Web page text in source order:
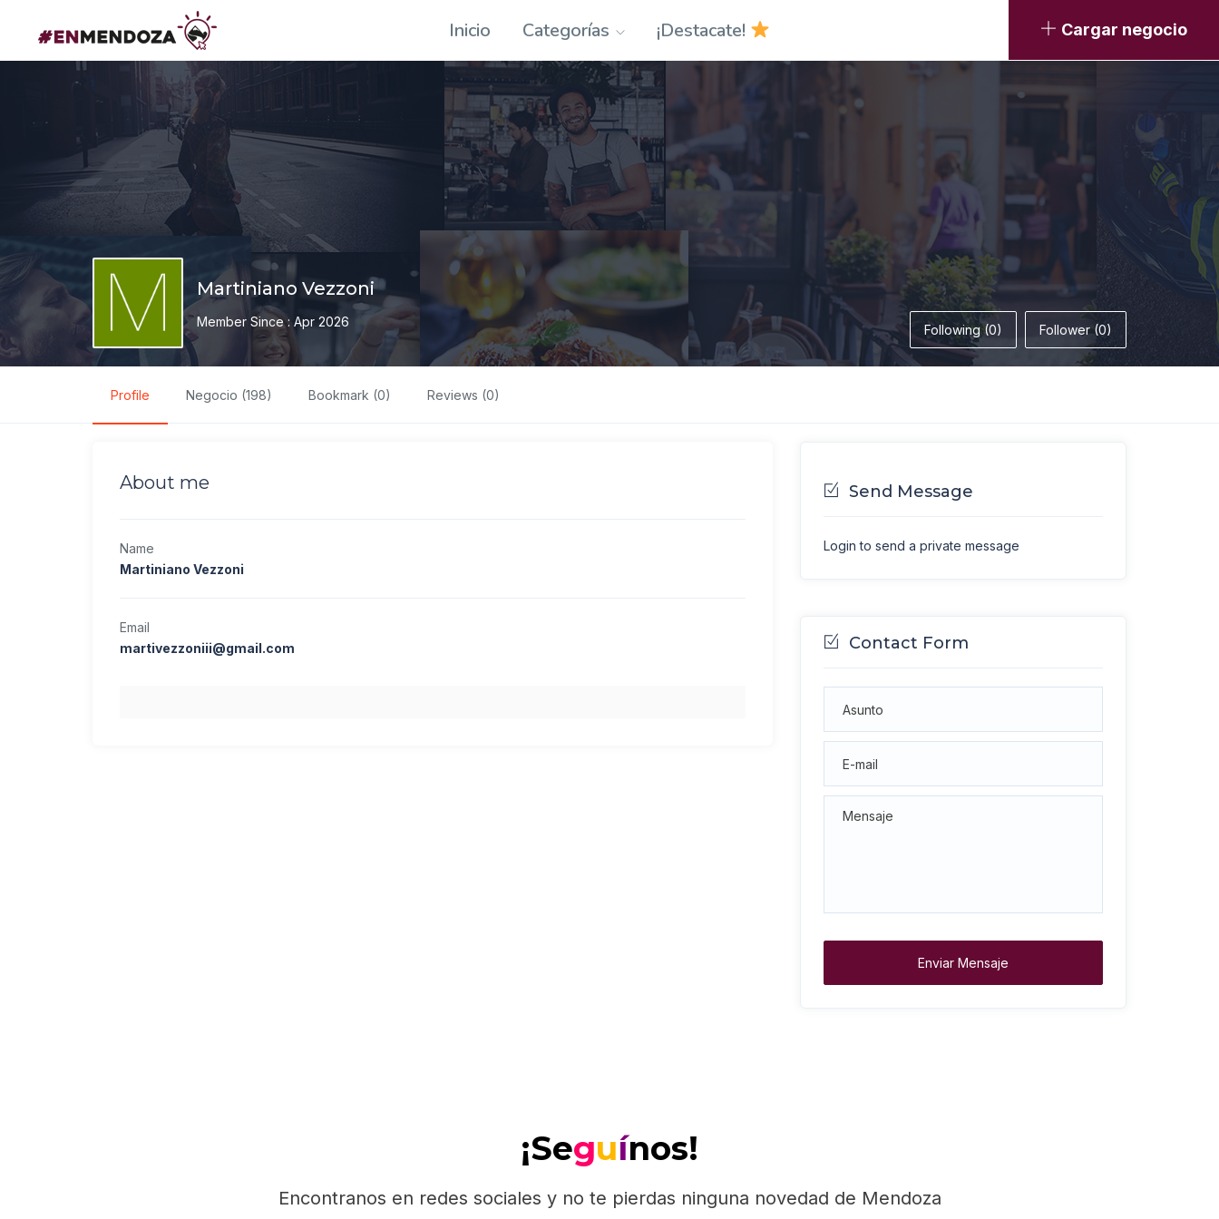
Inicio Categorías ¡Destacate! Cargar negocio
Martiniano Vezzoni
Member Since : Apr 2026
Following (0) Follower (0)
Profile Negocio (198) Bookmark (0) Reviews (0)
About me
Name
Martiniano Vezzoni
Email
martivezzoniii@gmail.com
Send Message
Login to send a private message
Contact Form
Enviar Mensaje
¡Seguínos!
Encontranos en redes sociales y no te pierdas ninguna novedad de Mendoza